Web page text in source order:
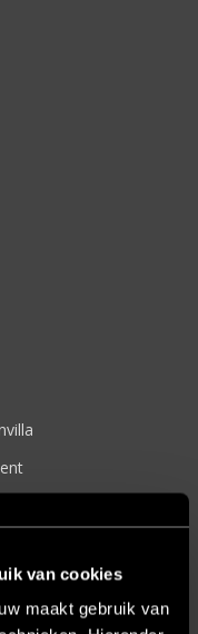
van cookies
maakt gebruik van
maatwerk